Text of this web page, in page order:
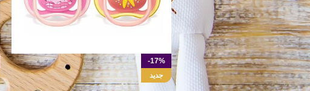
PHILIPS AVENT
Vira
اونت استور
(2)
بدون برند
-17%
جدید